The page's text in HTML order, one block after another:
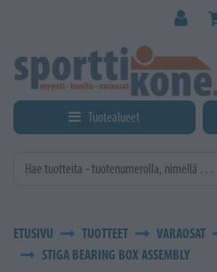
Tuotealueet
ETUSIVU TUOTTEET VARAOSAT
STIGA BEARING BOX ASSEMBLY